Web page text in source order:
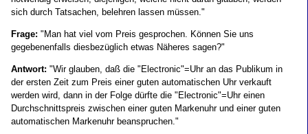
sich durch Tatsachen, belehren lassen müssen."
Frage: "Man hat viel vom Preis gesprochen. Können Sie uns
gegebenenfalls diesbezüglich etwas Näheres sagen?"
Antwort: "Wir glauben, daß die "Electronic"=Uhr an das Publikum in
der ersten Zeit zum Preis einer guten automatischen Uhr verkauft
werden wird, dann in der Folge dürfte die "Electronic"=Uhr einen
Durchschnittspreis zwischen einer guten Markenuhr und einer guten
automatischen Markenuhr beanspruchen."